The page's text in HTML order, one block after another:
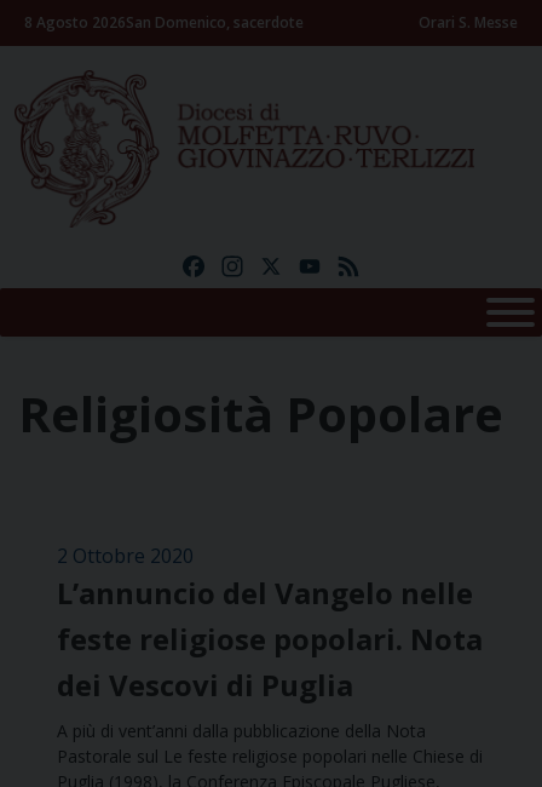
Skip8 Agosto 2026San Domenico, sacerdote Orari S. Messe
FacebookInstagramYouTube
Religiosità Popolare
2 Ottobre 2020
L’annuncio del Vangelo nelle
feste religiose popolari. Nota
dei Vescovi di Puglia
A più di vent’anni dalla pubblicazione della Nota
Pastorale sul Le feste religiose popolari nelle Chiese di
Puglia (1998), la Conferenza Episcopale Pugliese,